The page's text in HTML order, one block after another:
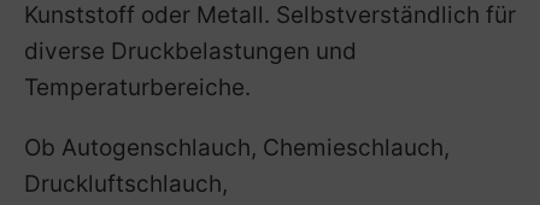
Kunststoff oder Metall. Selbstverständlich für
diverse Druckbelastungen und
Temperaturbereiche.
Ob Autogenschlauch, Chemieschlauch,
Druckluftschlauch,